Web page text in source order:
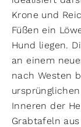
Krone und
Füßen ein
Hund liegen.
an einem
nach Westen
Inneren der
Grabtafeln